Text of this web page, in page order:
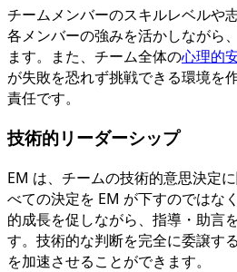
チームメンバーのスキルレベルや
各メンバーの強みを活かしながら
ます。また、チーム全体の心理的
が失敗を恐れず挑戦できる環境を
責任です。
技術的リーダーシップ
EM は、チームの技術的意思決定
べての決定を EM が下すのではな
的成長を促しながら、指導・助言
す。技術的な判断を完全に委譲す
を加速させることができます。